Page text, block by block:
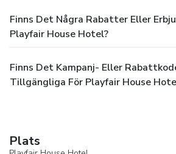
Finns Det Några Rabatter Eller
Playfair House Hotel?
Finns Det Kampanj- Eller
Tillgängliga För Playfair House
Plats